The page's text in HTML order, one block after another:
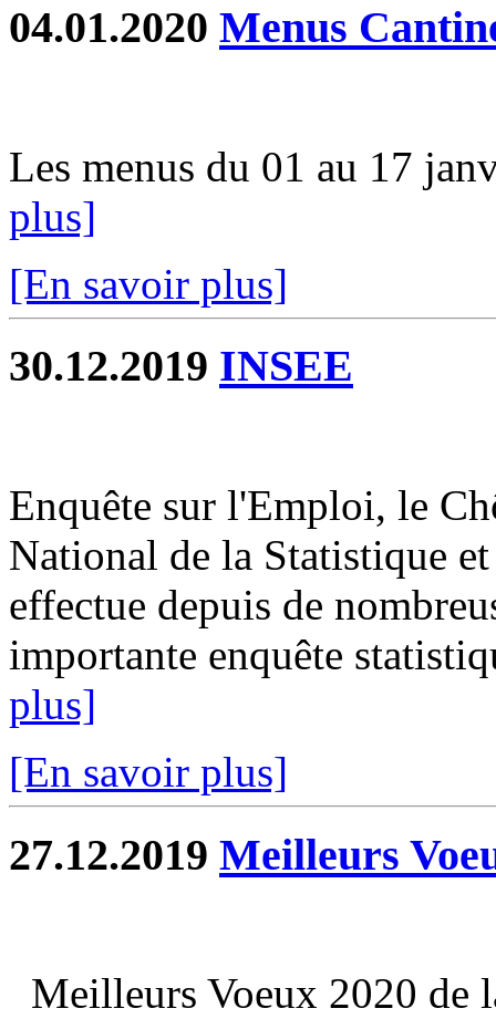
04.01.2020 Menus
Les menus du 01 au 17
plus]
[En savoir plus]
30.12.2019 INSEE
Enquête sur l'Emploi, le
National de la Statistique
effectue depuis de
importante enquête
plus]
[En savoir plus]
27.12.2019 Meilleurs
Meilleurs Voeux 2020